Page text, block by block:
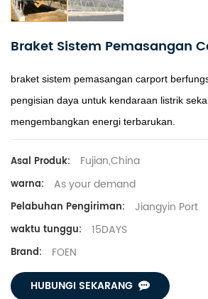
Braket Sistem Pemasangan
braket sistem pemasangan carport
pengisian daya untuk kendaraan listrik
mengembangkan energi terbarukan.
Asal Produk: Fujian,China
warna: As your demand
Pelabuhan Pengiriman: Jiangyin Port
waktu tunggu: 15DAYS
Brand: FOEN
HUBUNGI SEKARANG